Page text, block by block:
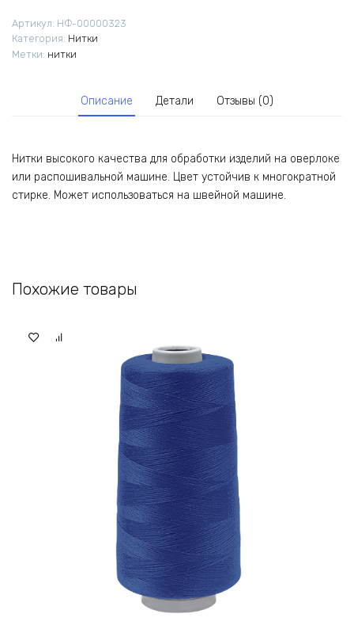
№40/2,
4570
м
Артикул: НФ-00000323
Категория: Нитки
Метки: нитки
Описание Детали Отзывы (0)
Нитки высокого качества для обработки изделий на оверлоке
или распошивальной машине. Цвет устойчив к многократной
стирке. Может использоваться на швейной машине.
Похожие товары